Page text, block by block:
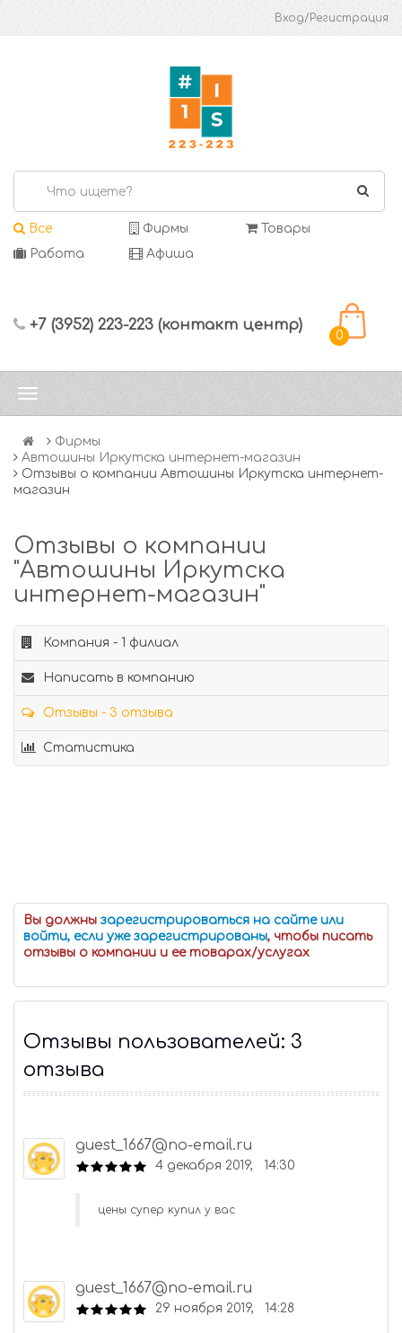
Вход/Регистрация
Все Фирмы
Товары
Работа
Афиша
+7 (3952) 223-223 (контакт центр)
0
Фирмы
Автошины Иркутска интернет-магазин
Отзывы о компании Автошины Иркутска интернет-
магазин
Отзывы о компании
"Автошины Иркутска
интернет-магазин"
Компания - 1 филиал
Написать в компанию
Отзывы - 3 отзыва
Статистика
Вы должны зарегистрироваться на сайте или
войти, если уже зарегистрированы, чтобы писать
отзывы о компании и ее товарах/услугах
Отзывы пользователей: 3
отзыва
guest_1667@no-email.ru
4 декабря 2019, 14:30
цены супер купил у вас
guest_1667@no-email.ru
29 ноября 2019, 14:28